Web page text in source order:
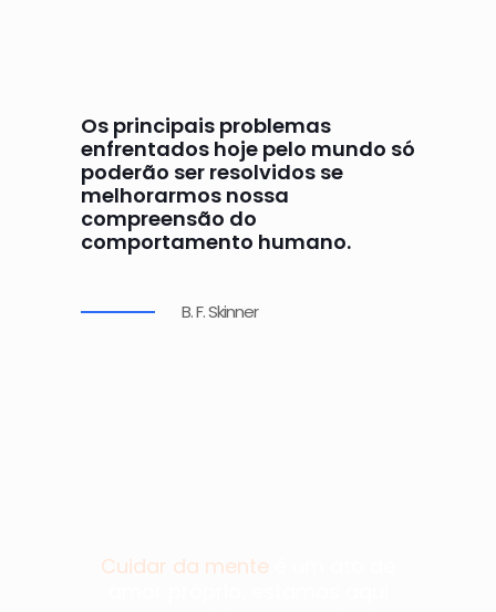
Os principais problemas
enfrentados hoje pelo mundo só
poderão ser resolvidos se
melhorarmos nossa
compreensão do
comportamento humano.
B. F. Skinner
Cuidar da mente